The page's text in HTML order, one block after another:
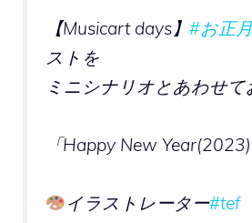
【Musicart days】 #お正月
ストを
ミニシナリオとあわせて
「Happy New Year(2023)
イラストレーター#tef